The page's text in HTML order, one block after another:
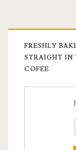
FRESHLY
STRAIGHT IN
COFEE